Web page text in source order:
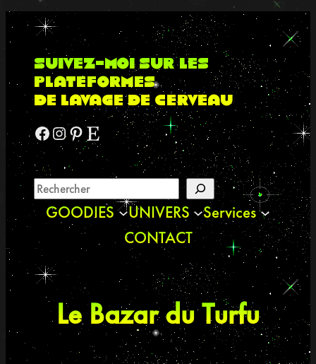
suivez-moi sur les
plateformes
de lavage de cerveau
Facebook Instagram Pinterest Etsy
GOODIES UNIVERS
Services
CONTACT
Le Bazar du Turfu